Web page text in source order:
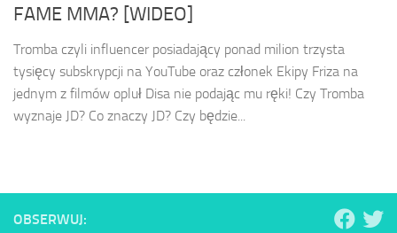
FAME MMA? [WIDEO]
Tromba czyli influencer posiadający ponad milion trzysta
tysięcy subskrypcji na YouTube oraz członek Ekipy Friza na
jednym z filmów opluł Disa nie podając mu ręki! Czy Tromba
wyznaje JD? Co znaczy JD? Czy będzie...
OBSERWUJ: